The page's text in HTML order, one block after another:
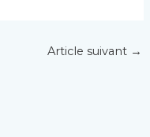
Article suivant →